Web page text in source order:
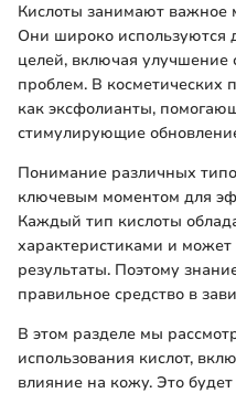
Кислоты занимают важное
Они широко используются
целей, включая улучшение
проблем. В косметических
как эксфолианты,
стимулирующие
Понимание различных
ключевым моментом для
Каждый тип кислоты
характеристиками и
результаты. Поэтому
правильное средство в
В этом разделе мы
использования кислот,
влияние на кожу. Это